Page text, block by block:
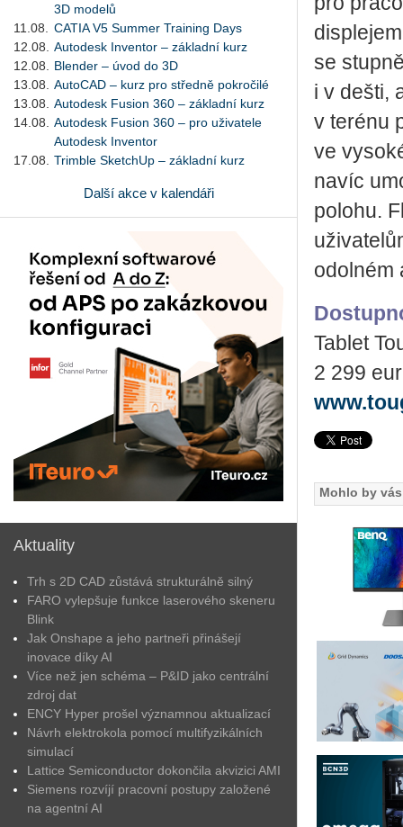
3D modelů
11.08.
CATIA V5 Summer Training Days
12.08.
Autodesk Inventor – základní kurz
12.08.
Blender – úvod do 3D
13.08.
AutoCAD – kurz pro středně pokročilé
13.08.
Autodesk Fusion 360 – základní kurz
14.08.
Autodesk Fusion 360 – pro uživatele
Autodesk Inventor
17.08.
Trimble SketchUp – základní kurz
Další akce v kalendáři
Aktuality
Trh s 2D CAD zůstává strukturálně silný
FARO vylepšuje funkce laserového skeneru
Blink
Jak Onshape a jeho partneři přinášejí
inovace díky AI
Více než jen schéma – P&ID jako centrální
zdroj dat
ENCY Hyper prošel významnou aktualizací
Návrh elektrokola pomocí multifyzikálních
simulací
Lattice Semiconductor dokončila akvizici AMI
Siemens rozvíjí pracovní postupy založené
na agentní AI
se
i v dešti,
v terénu
ve
navíc
polohu.
odolném
Tablet
2 299
Mohlo by